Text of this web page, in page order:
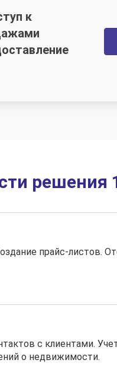
к
решения
прайс-листов.
с клиентами.
о недвижимости.